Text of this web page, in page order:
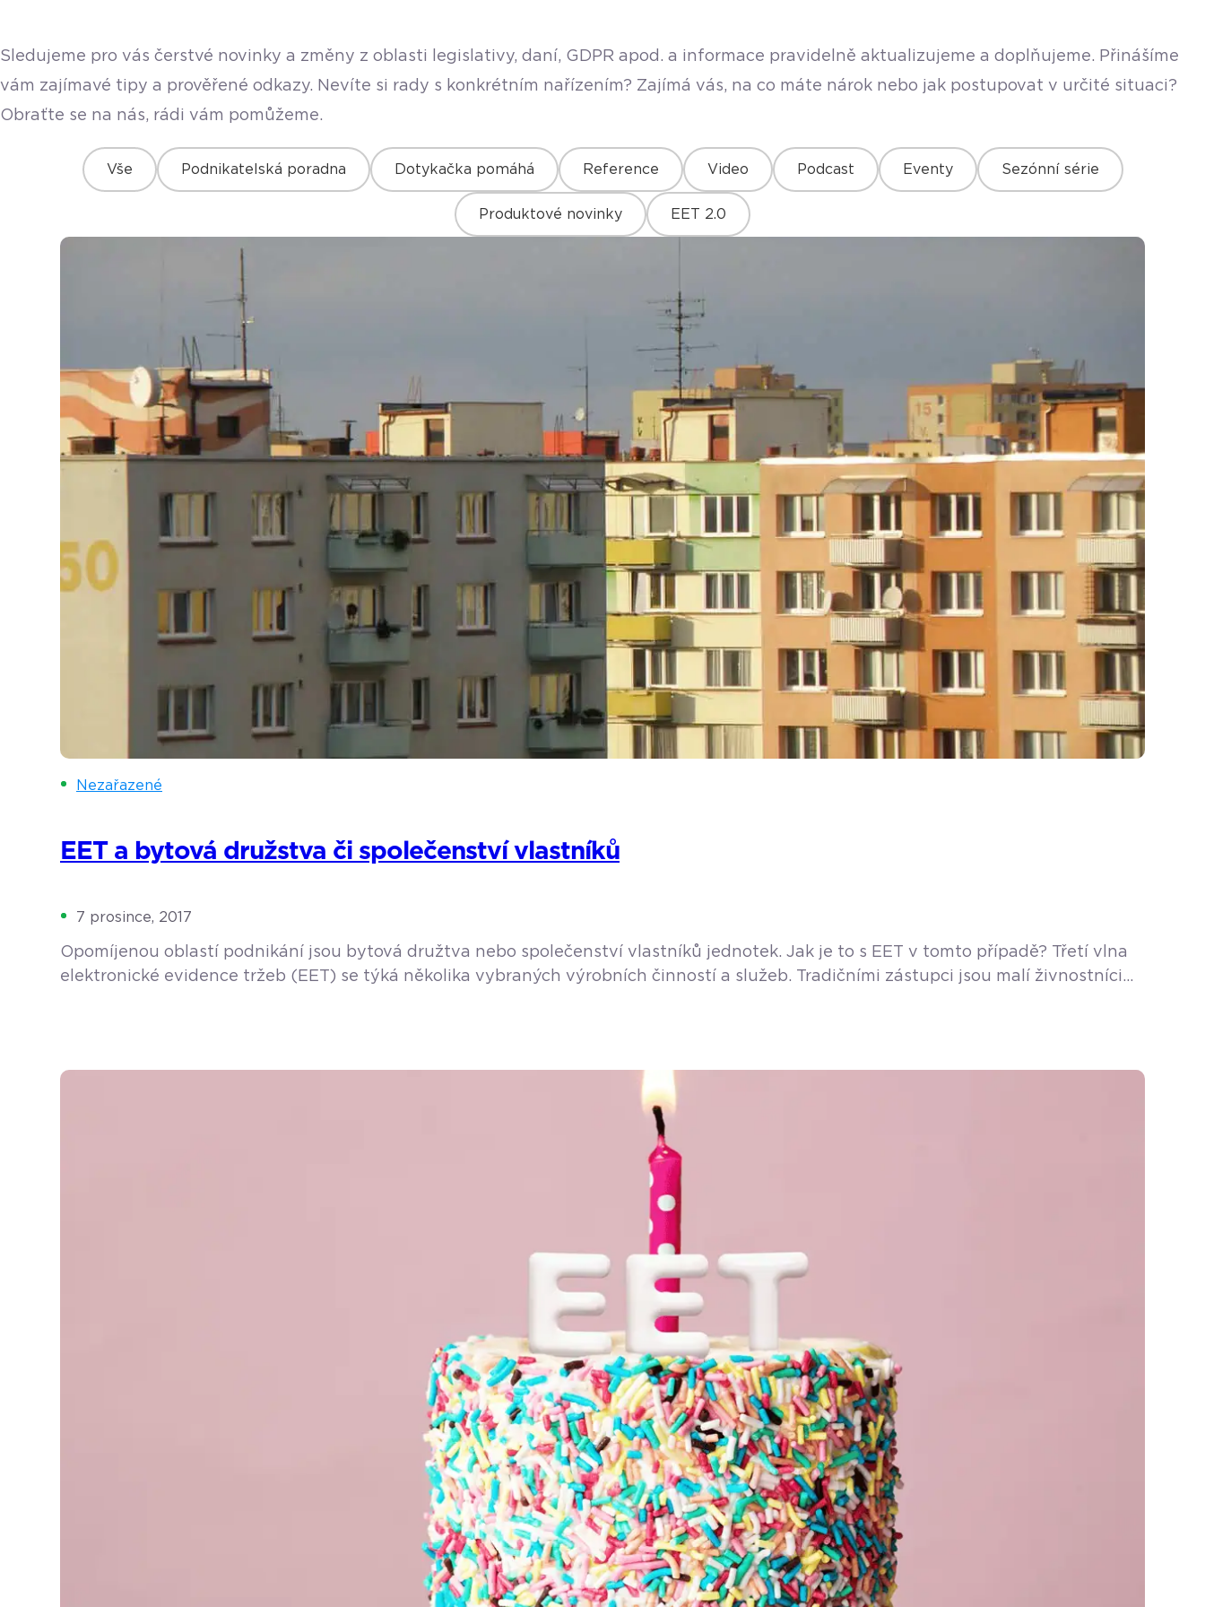
Sledujeme pro vás čerstvé novinky a změny z oblasti legislativy, daní, GDPR apod. a informace pravidelně aktualizujeme a doplňujeme. Přinášíme
vám zajímavé tipy a prověřené odkazy. Nevíte si rady s konkrétním nařízením? Zajímá vás, na co máte nárok nebo jak postupovat v určité situaci?
Obraťte se na nás, rádi vám pomůžeme.
Vše Podnikatelská poradna Dotykačka pomáhá Reference Video Podcast Eventy Sezónní série
Produktové novinky EET 2.0
Nezařazené
EET a bytová družstva či společenství vlastníků
7 prosince, 2017
Opomíjenou oblastí podnikání jsou bytová družtva nebo společenství vlastníků jednotek. Jak je to s EET v tomto případě? Třetí vlna
elektronické evidence tržeb (EET) se týká několika vybraných výrobních činností a služeb. Tradičními zástupci jsou malí živnostníci